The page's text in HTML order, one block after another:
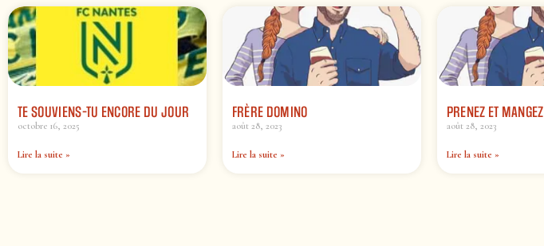
TE SOUVIENS-TU ENCORE DU JOUR
octobre 16, 2025
Lire la suite »
FRÈRE DOMINO
août 28, 2023
Lire la suite »
PRENEZ ET MANGEZ
août 28, 2023
Lire la suite »